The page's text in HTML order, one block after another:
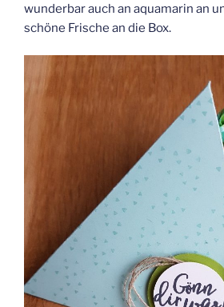
wunderbar auch an aquamarin an
schöne Frische an die Box.